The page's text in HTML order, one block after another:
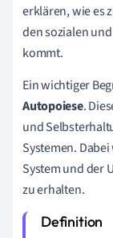
erklären, wie es
den sozialen
kommt.
Ein wichtiger
Autopoiese.
und
Systemen.
System und der
zu erhalten.